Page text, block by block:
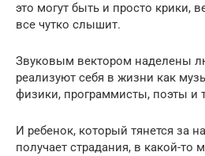
это могут быть и просто крики,
все чутко слышит.
Звуковым вектором наделены
реализуют себя в жизни как
физики, программисты, поэты и
И ребенок, который тянется за
получает страдания, в какой-то